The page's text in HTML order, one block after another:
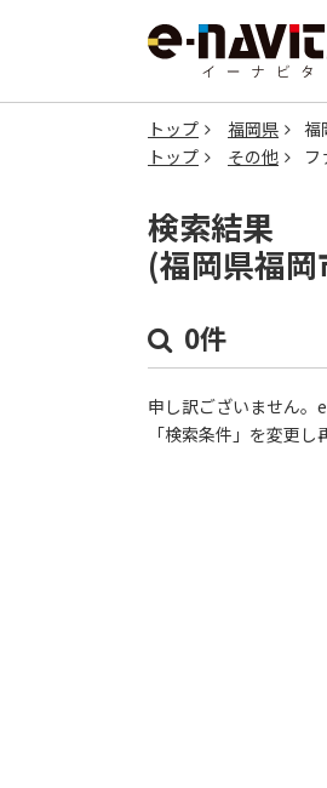
トップ 福岡県
福
トップ
その他
検索結果
(福岡県福
0件
申し訳ございません
「検索条件」を変更し